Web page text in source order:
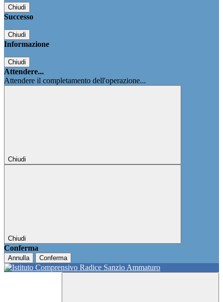
Chiudi
Successo
Chiudi
Informazione
Chiudi
Attendere...
Attendere il completamento dell'operazione...
Chiudi
Chiudi
Conferma
Annulla Conferma